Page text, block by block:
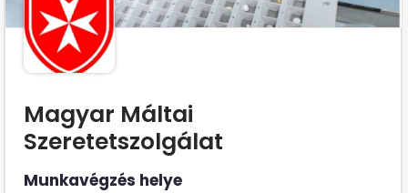
Magyar Máltai
Szeretetszolgálat
Munkavégzés helye